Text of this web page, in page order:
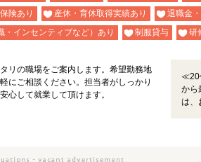
険あり 産休・育休取得実績あり
退職金
・インセンティブなど）あり
制服貸与 研
リの職場をご案内します。希望勤務地
にご相談ください。担当者がしっかり
心して就業して頂けます。
≪20
から
は、